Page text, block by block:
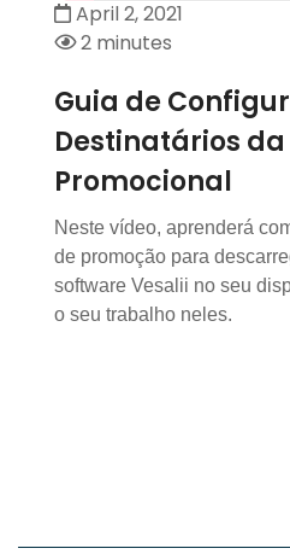
April 2, 2021
2 minutes
Guia de
Destinatários
Promocional
Neste vídeo, aprenderá
de promoção para
software Vesalii no seu
o seu trabalho neles.